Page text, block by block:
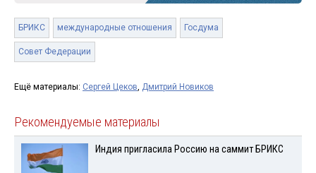
БРИКС международные отношения Госдума
Совет Федерации
Ещё материалы: Сергей Цеков, Дмитрий Новиков
Рекомендуемые материалы
Индия пригласила Россию на саммит БРИКС